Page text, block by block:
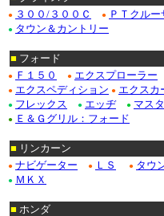
● ３００/３００Ｃ ● ＰＴクルー
● タウン＆カントリー
■ フォード
● Ｆ１５０ ● エクスプローラー
● エクスペディション ● エクスカ
● フレックス ● エッヂ ● マス
● Ｅ＆Ｇグリル：フォード
■ リンカーン
● ナビゲーター ● ＬＳ ● タウ
● ＭＫＸ
■ ホンダ